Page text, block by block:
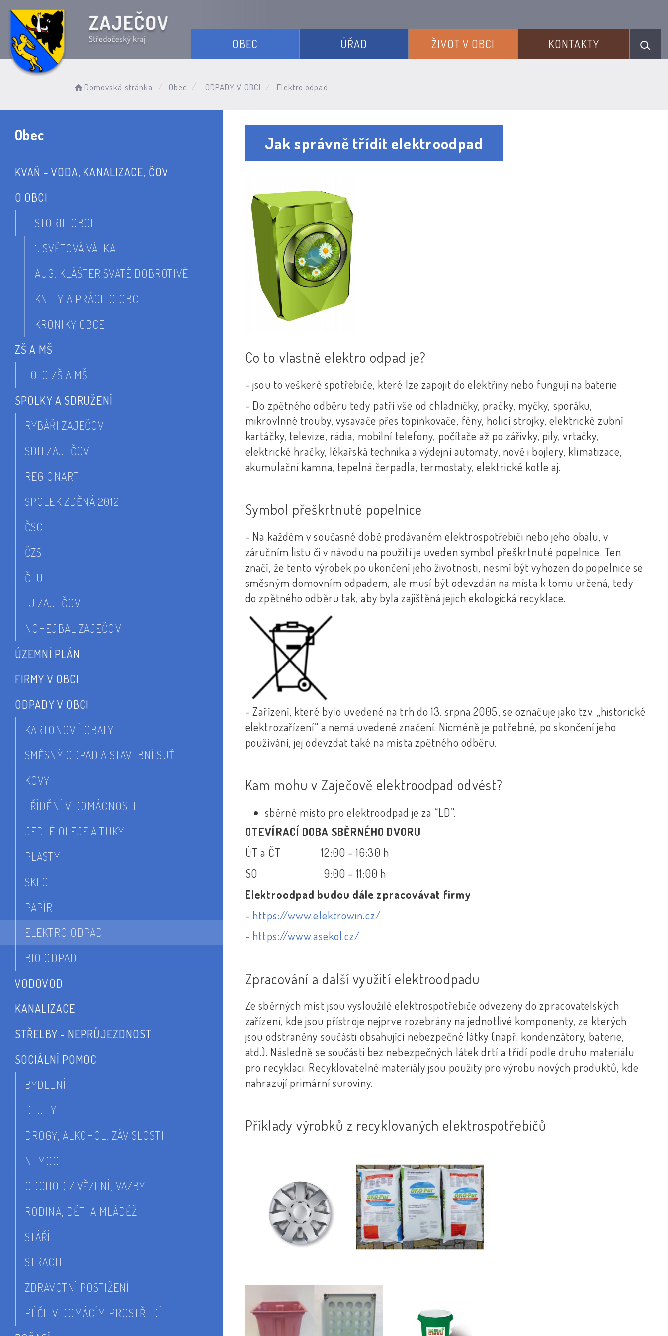
OBEC ÚŘAD ŽIVOT V OBCI KONTAKTY
Domovská stránka Obec ODPADY V OBCI Elektro odpad
Obec
KVAŇ - VODA, KANALIZACE, ČOV
O OBCI
HISTORIE OBCE
1. SVĚTOVÁ VÁLKA
AUG. KLÁŠTER SVATÉ DOBROTIVÉ
KNIHY A PRÁCE O OBCI
KRONIKY OBCE
ZŠ A MŠ
FOTO ZŠ A MŠ
SPOLKY A SDRUŽENÍ
RYBÁŘI ZAJEČOV
SDH ZAJEČOV
REGIONART
SPOLEK ZDĚNÁ 2012
ČSCH
ČZS
ČTU
TJ ZAJEČOV
NOHEJBAL ZAJEČOV
ÚZEMNÍ PLÁN
FIRMY V OBCI
ODPADY V OBCI
KARTONOVÉ OBALY
SMĚSNÝ ODPAD A STAVEBNÍ SUŤ
KOVY
TŘÍDĚNÍ V DOMÁCNOSTI
JEDLÉ OLEJE A TUKY
PLASTY
SKLO
PAPÍR
ELEKTRO ODPAD
BIO ODPAD
VODOVOD
KANALIZACE
STŘELBY - NEPRŮJEZDNOST
SOCIÁLNÍ POMOC
BYDLENÍ
DLUHY
DROGY, ALKOHOL, ZÁVISLOSTI
NEMOCI
ODCHOD Z VĚZENÍ, VAZBY
RODINA, DĚTI A MLÁDĚŽ
STÁŘÍ
STRACH
ZDRAVOTNÍ POSTIŽENÍ
PÉČE V DOMÁCÍM PROSTŘEDÍ
Jak správně třídit elektroodpad
Co to vlastně elektro odpad je?
- jsou to veškeré spotřebiče, které lze zapojit do elektřiny nebo fungují na baterie
- Do zpětného odběru tedy patří vše od chladničky, pračky, myčky, sporáku,
mikrovlnné trouby, vysavače přes topinkovače, fény, holicí strojky, elektrické zubní
kartáčky, televize, rádia, mobilní telefony, počítače až po zářivky, pily, vrtačky,
elektrické hračky, lékařská technika a výdejní automaty, nově i bojlery, klimatizace,
akumulační kamna, tepelná čerpadla, termostaty, elektrické kotle aj.
Symbol přeškrtnuté popelnice
- Na každém v současné době prodávaném elektrospotřebiči nebo jeho obalu, v
záručním listu či v návodu na použití je uveden symbol přeškrtnuté popelnice. Ten
značí, že tento výrobek po ukončení jeho životnosti, nesmí být vyhozen do popelnice se
směsným domovním odpadem, ale musí být odevzdán na místa k tomu určená, tedy
do zpětného odběru tak, aby byla zajištěná jejich ekologická recyklace.
- Zařízení, které bylo uvedené na trh do 13. srpna 2005, se označuje jako tzv. „historické
elektrozařízení“ a nemá uvedené značení. Nicméně je potřebné, po skončení jeho
používání, jej odevzdat také na místa zpětného odběru.
Kam mohu v Zaječově elektroodpad odvést?
sběrné místo pro elektroodpad je za “LD”.
OTEVÍRACÍ DOBA SBĚRNÉHO DVORU
ÚT a ČT 12:00 – 16:30 h
SO 9:00 – 11:00 h
Elektroodpad budou dále zpracovávat firmy
- https://www.elektrowin.cz/
- https://www.asekol.cz/
Zpracování a další využití elektroodpadu
Ze sběrných míst jsou vysloužilé elektrospotřebiče odvezeny do zpracovatelských
zařízení, kde jsou přístroje nejprve rozebrány na jednotlivé komponenty, ze kterých
jsou odstraněny součásti obsahující nebezpečné látky (např. kondenzátory, baterie,
atd.). Následně se součásti bez nebezpečných látek drtí a třídí podle druhu materiálu
pro recyklaci. Recyklovatelné materiály jsou použity pro výrobu nových produktů, kde
nahrazují primární suroviny.
Příklady výrobků z recyklovaných elektrospotřebičů